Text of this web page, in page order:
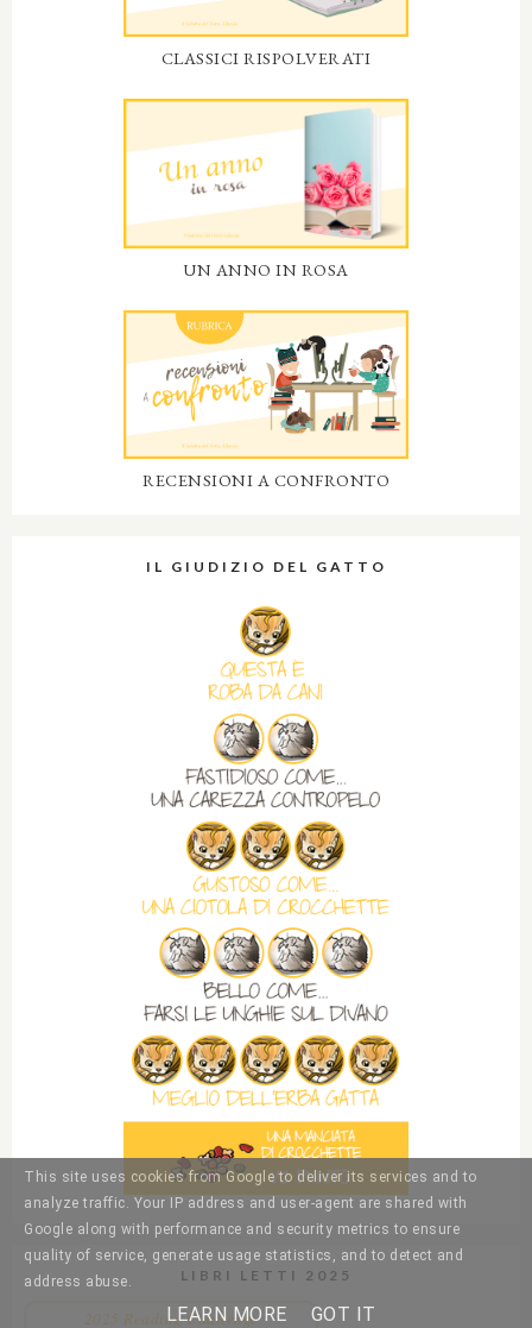
CLASSICI RISPOLVERATI
UN ANNO IN ROSA
RECENSIONI A CONFRONTO
IL GIUDIZIO DEL GATTO
LIBRI LETTI 2025
2025 Reading Challenge
This site uses cookies from Google to deliver its services and to
analyze traffic. Your IP address and user-agent are shared with
Google along with performance and security metrics to ensure
quality of service, generate usage statistics, and to detect and
address abuse.
LEARN MORE GOT IT